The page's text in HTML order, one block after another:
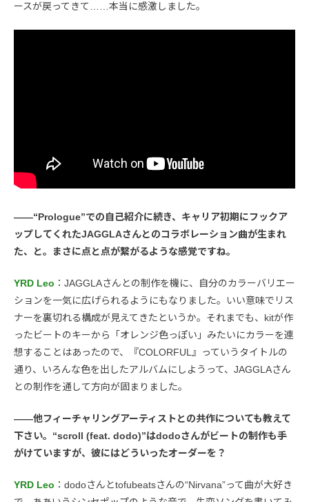
ースが戻ってきて……本当に感激しました。
――“Prologue”での自己紹介に続き、キャリア初期にフックア
ップしてくれたJAGGLAさんとのコラボレーション曲が生まれ
た、と。まさに点と点が繋がるような感覚ですね。
YRD Leo ：JAGGLAさんとの制作を機に、自分のカラーバリエー
ションを一気に広げられるようにもなりました。いい意味でリス
ナーを裏切れる構成が見えてきたというか。それまでも、kitが作
ったビートのキーから「オレンジ色っぽい」みたいにカラーを連
想することはあったので、『COLORFUL』っていうタイトルの
通り、いろんな色を出したアルバムにしようって、JAGGLAさん
との制作を通して方向が固まりました。
――他フィーチャリングアーティストとの共作についても教えて
下さい。“scroll (feat. dodo)”はdodoさんがビートの制作も手
がけていますが、彼にはどういったオーダーを？
YRD Leo ：dodoさんとtofubeatsさんの“Nirvana”って曲が大好き